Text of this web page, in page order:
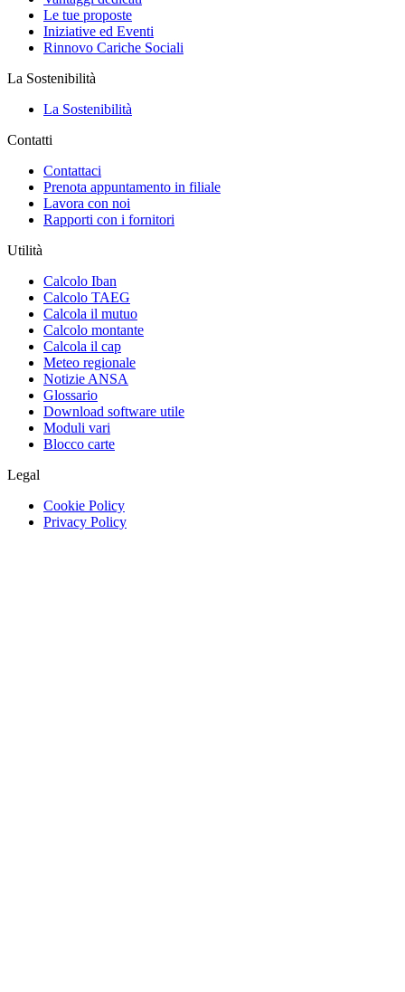
Le tue proposte
Iniziative ed Eventi
Rinnovo Cariche Sociali
La Sostenibilità
La Sostenibilità
Contatti
Contattaci
Prenota appuntamento in filiale
Lavora con noi
Rapporti con i fornitori
Utilità
Calcolo Iban
Calcolo TAEG
Calcola il mutuo
Calcolo montante
Calcola il cap
Meteo regionale
Notizie ANSA
Glossario
Download software utile
Moduli vari
Blocco carte
Legal
Cookie Policy
Privacy Policy